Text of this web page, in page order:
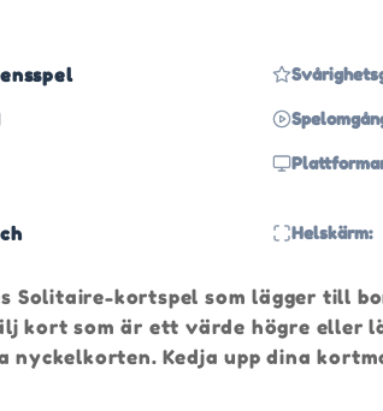
Helskärm:
Solitaire-kortspel som lägger till
kort som är ett värde högre eller
nyckelkorten. Kedja upp dina